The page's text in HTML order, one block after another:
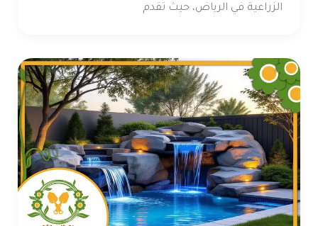
الزراعية في الرياض، حيث تقدم